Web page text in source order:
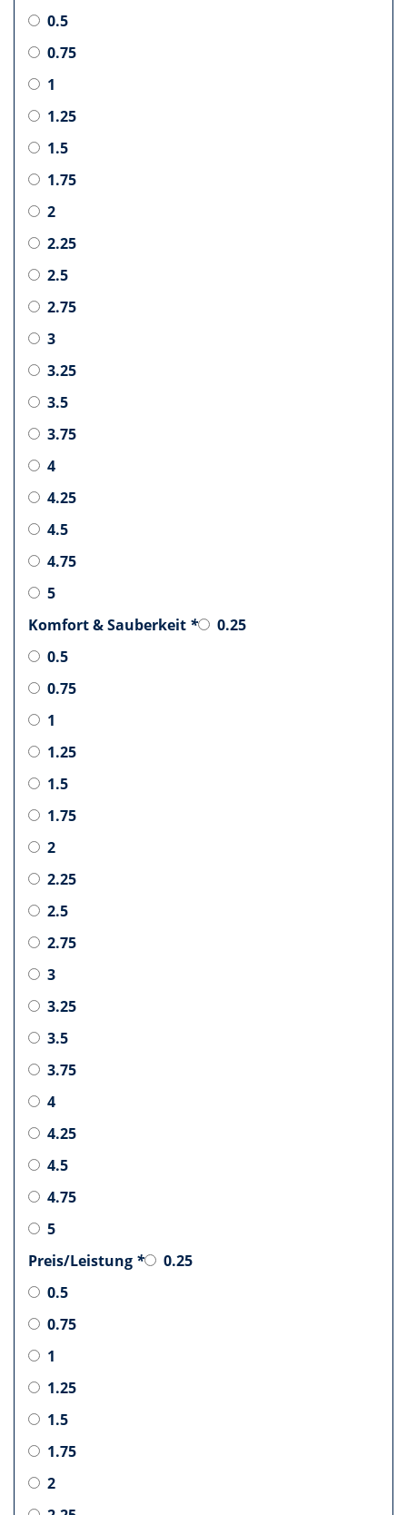
0.5
0.75
1
1.25
1.5
1.75
2
2.25
2.5
2.75
3
3.25
3.5
3.75
4
4.25
4.5
4.75
5
Komfort & Sauberkeit *
0.25
0.5
0.75
1
1.25
1.5
1.75
2
2.25
2.5
2.75
3
3.25
3.5
3.75
4
4.25
4.5
4.75
5
Preis/Leistung *
0.25
0.5
0.75
1
1.25
1.5
1.75
2